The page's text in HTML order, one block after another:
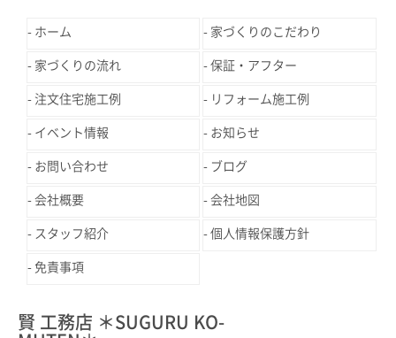
ホーム 家づくりのこだわり
家づくりの流れ 保証・アフター
注文住宅施工例 リフォーム施工例
イベント情報 お知らせ
お問い合わせ ブログ
会社概要 会社地図
スタッフ紹介 個人情報保護方針
免責事項
賢 工務店 ＊SUGURU KO-